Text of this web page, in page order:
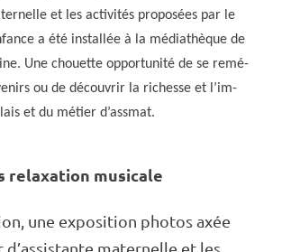
et les acti­vi­tés propo­sées par le
a été instal­lée à la média­thèque de
Une chouette oppor­tu­nité de se remé­
ou de décou­vrir la richesse et l’im­
et du métier d’ass­mat.
relaxa­tion musi­cale
une expo­si­tion photos axée